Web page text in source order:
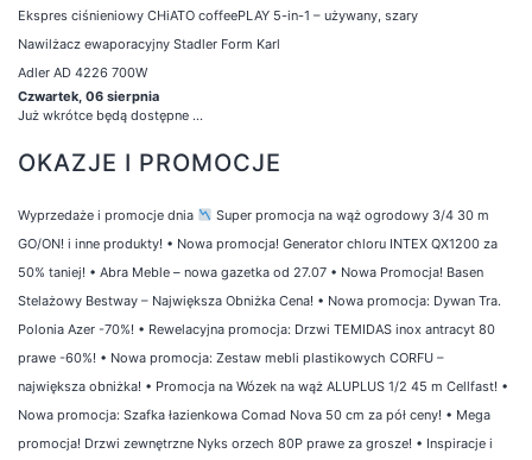
Ekspres ciśnieniowy CHiATO coffeePLAY 5-in-1 – używany, szary
Nawilżacz ewaporacyjny Stadler Form Karl
Adler AD 4226 700W
Czwartek, 06 sierpnia
Już wkrótce będą dostępne ...
OKAZJE I PROMOCJE
Wyprzedaże i promocje dnia
Super promocja na wąż ogrodowy 3/4 30 m
GO/ON! i inne produkty! • Nowa promocja! Generator chloru INTEX QX1200 za
50% taniej! • Abra Meble – nowa gazetka od 27.07 • Nowa Promocja! Basen
Stelażowy Bestway – Największa Obniżka Cena! • Nowa promocja: Dywan Tra.
Polonia Azer -70%! • Rewelacyjna promocja: Drzwi TEMIDAS inox antracyt 80
prawe -60%! • Nowa promocja: Zestaw mebli plastikowych CORFU –
największa obniżka! • Promocja na Wózek na wąż ALUPLUS 1/2 45 m Cellfast! •
Nowa promocja: Szafka łazienkowa Comad Nova 50 cm za pół ceny! • Mega
promocja! Drzwi zewnętrzne Nyks orzech 80P prawe za grosze! • Inspiracje i